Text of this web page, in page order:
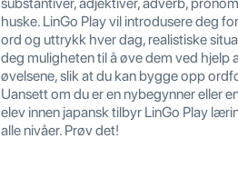
huske. LinGo Play vil introdusere deg
ord og uttrykk hver dag, realistiske
deg muligheten til å øve dem ved hjelp
øvelsene, slik at du kan bygge opp
Uansett om du er en nybegynner eller
elev innen japansk tilbyr LinGo Play
alle nivåer. Prøv det!